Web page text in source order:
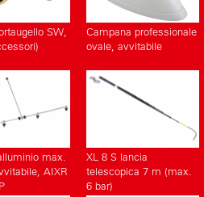
SW,
Campana professionale
ovale, avvitabile
max.
AIXR
XL 8 S lancia
telescopica 7 m (max.
6 bar)